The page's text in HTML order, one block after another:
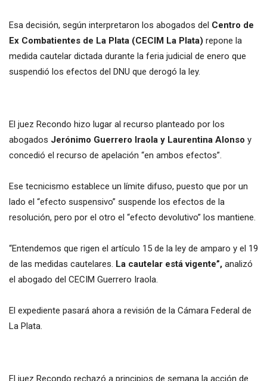
Esa decisión, según interpretaron los abogados del Centro de
Ex Combatientes de La Plata (CECIM La Plata) repone la
medida cautelar dictada durante la feria judicial de enero que
suspendió los efectos del DNU que derogó la ley.
El juez Recondo hizo lugar al recurso planteado por los
abogados Jerónimo Guerrero Iraola y Laurentina Alonso y
concedió el recurso de apelación “en ambos efectos”.
Ese tecnicismo establece un límite difuso, puesto que por un
lado el “efecto suspensivo” suspende los efectos de la
resolución, pero por el otro el “efecto devolutivo” los mantiene.
“Entendemos que rigen el artículo 15 de la ley de amparo y el 19
de las medidas cautelares. La cautelar está vigente”, analizó
el abogado del CECIM Guerrero Iraola.
El expediente pasará ahora a revisión de la Cámara Federal de
La Plata.
El juez Recondo rechazó a principios de semana la acción de